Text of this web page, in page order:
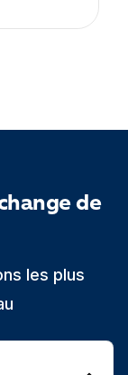
de
les plus